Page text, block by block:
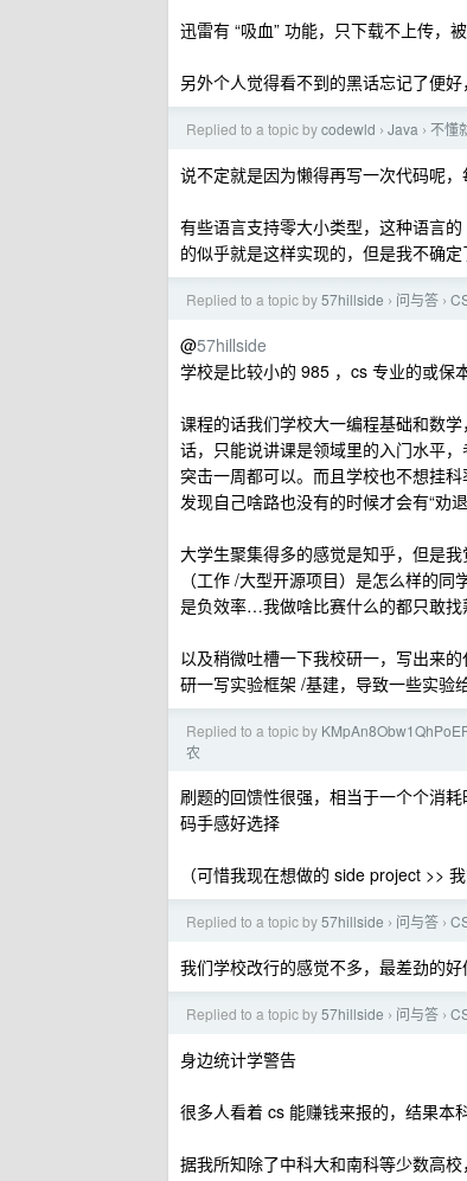
迅雷有 “吸血” 功能，只下载不上传，
另外个人觉得看不到的黑话忘记了便
Replied to a topic bycodewld › Java › 不懂
说不定就是因为懒得再写一次代码呢
有些语言支持零大小类型，这种语言
的似乎就是这样实现的，但是我不确定
Replied to a topic by57hillside › 问与答 ›
@57hillside
学校是比较小的 985 ，cs 专业的或保
课程的话我们学校大一编程基础和数
话，只能说讲课是领域里的入门水平
突击一周都可以。而且学校也不想挂
发现自己啥路也没有的时候才会有“劝
大学生聚集得多的感觉是知乎，但是
（工作 /大型开源项目）是怎么样的
是负效率…我做啥比赛什么的都只敢找
以及稍微吐槽一下我校研一，写出来
研一写实验框架 /基建，导致一些实
Replied to a topic by
农
刷题的回馈性很强，相当于一个个消
码手感好选择
（可惜我现在想做的 side project >>
Replied to a topic by57hillside › 问与答 ›
我们学校改行的感觉不多，最差劲的
Replied to a topic by57hillside › 问与答 ›
身边统计学警告
很多人看着 cs 能赚钱来报的，结果
据我所知除了中科大和南科等少数高